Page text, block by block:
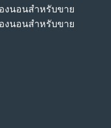
งนอนสําหรับขาย
งนอนสําหรับขาย